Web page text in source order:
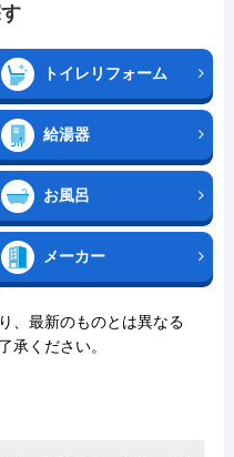
トイレリフォーム
給湯器
お風呂
メーカー
、最新のものとは異なる
承ください。